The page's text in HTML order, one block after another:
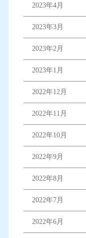
2023年4月
2023年3月
2023年2月
2023年1月
2022年12月
2022年11月
2022年10月
2022年9月
2022年8月
2022年7月
2022年6月